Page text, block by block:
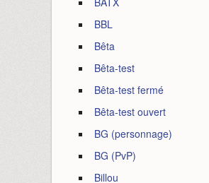
BBL
Bêta
Bêta-test
Bêta-test fermé
Bêta-test ouvert
BG (personnage)
BG (PvP)
Billou